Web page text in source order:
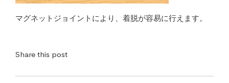
マグネットジョイントにより、着脱が容易に行えます。
Share this post